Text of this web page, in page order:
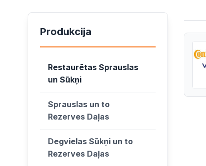
Produkcija
Restaurētas Sprauslas
un Sūkņi
Sprauslas un to
Rezerves Daļas
Degvielas Sūkņi un to
Rezerves Daļas